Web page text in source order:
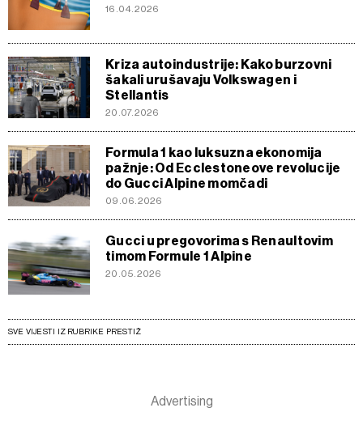
16.04.2026
Kriza autoindustrije: Kako burzovni
šakali urušavaju Volkswagen i
Stellantis
20.07.2026
Formula 1 kao luksuzna ekonomija
pažnje: Od Ecclestoneove revolucije
do Gucci Alpine momčadi
09.06.2026
Gucci u pregovorima s Renaultovim
timom Formule 1 Alpine
20.05.2026
SVE VIJESTI IZ RUBRIKE PRESTIŽ